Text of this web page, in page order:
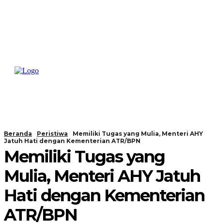
Beranda Peristiwa
Memiliki Tugas yang Mulia, Menteri AHY
Jatuh Hati dengan Kementerian ATR/BPN
Memiliki Tugas yang
Mulia, Menteri AHY Jatuh
Hati dengan Kementerian
ATR/BPN